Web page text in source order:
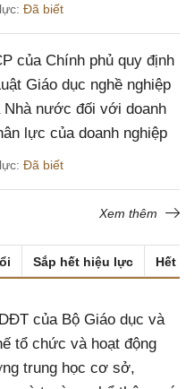
Đã biết
của Chính phủ quy định
Giáo dục nghề nghiệp
nước đối với doanh
lực của doanh nghiệp
Đã biết
Xem thêm
Sắp hết hiệu lực Hết
của Bộ Giáo dục và
tổ chức và hoạt động
trung học cơ sở,